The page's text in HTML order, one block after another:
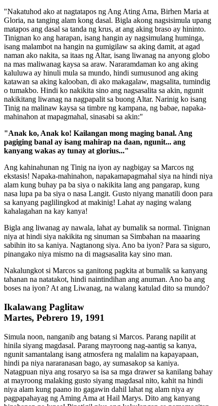
"Nakatuhod ako at nagtatapos ng Ang Ating Ama, Birhen Maria at
Gloria, na tanging alam kong dasal. Bigla akong nagsisimula upang
matapos ang dasal sa tanda ng krus, at ang aking braso ay hininto.
Tinignan ko ang harapan, isang hangin ay nagsimulang huminga,
isang malambot na hangin na gumigilaw sa aking damit, at agad
naman ako nakita, sa itaas ng Altar, isang liwanag na anyong globo
na mas maliwanag kaysa sa araw. Nararamdaman ko ang aking
kaluluwa ay hinuli mula sa mundo, hindi sumusunod ang aking
katawan sa aking kalooban, di ako makagalaw, magsalita, tumindig
o tumakbo. Hindi ko nakikita sino ang nagsasalita sa akin, ngunit
nakikitang liwanag na nagpapalit sa buong Altar. Narinig ko isang
Tinig na malinaw kaysa sa timbre ng kampana, ng babae, napaka-
mahinahon at mapagmahal, sinasabi sa akin:"
"Anak ko, Anak ko! Kailangan mong maging banal. Ang
pagiging banal ay isang mahirap na daan, ngunit... ang
kanyang wakas ay tunay at glorius..."
Ang kahinahunan ng Tinig na iyon ay nagbigay sa Marcos ng
ekstasis! Napaka-mahinahon, napakamapagmahal siya na hindi niya
alam kung buhay pa ba siya o nakikita lang ang pangarap, kung
nasa lupa pa ba siya o nasa Langit. Gusto niyang manatili doon para
sa kanyang paglilingkod at makinig! Lahat ay naging walang
kahalagahan na kay kanya!
Bigla ang liwanag ay nawala, lahat ay bumalik sa normal. Tinignan
niya at hindi siya nakikita ng sinuman sa Simbahan na maaaring
sabihin ito sa kaniya. Nagtanong siya. Ano ba iyon? Para sa siguro,
pinangako niya mismo na di magsasalita kay sino man.
Nakalungkot si Marcos sa ganitong pagkita at bumalik sa kanyang
tahanan na natatakot, hindi naintindihan ang anuman. Ano ba ang
boses na iyon? At ang Liwanag, na walang katulad dito sa mundo?
Ikalawang Paglitaw
Martes, Pebrero 19, 1991
Simula noon, nanganib ang batang si Marcos. Parang napilit at
hinila siyang magdasal. Parang mayroong nag-aantig sa kanya,
ngunit samantalang isang atmosfera ng malalim na kapayapaan,
hindi pa niya nararanasan bago, ay sumasakop sa kaniya.
Natagpuan niya ang rosaryo sa isa sa mga drawer sa kanilang bahay
at mayroong malaking gusto siyang magdasal nito, kahit na hindi
niya alam kung paano ito gagawin dahil lahat ng alam niya ay
pagpapahayag ng Aming Ama at Hail Marys. Dito ang kanyang